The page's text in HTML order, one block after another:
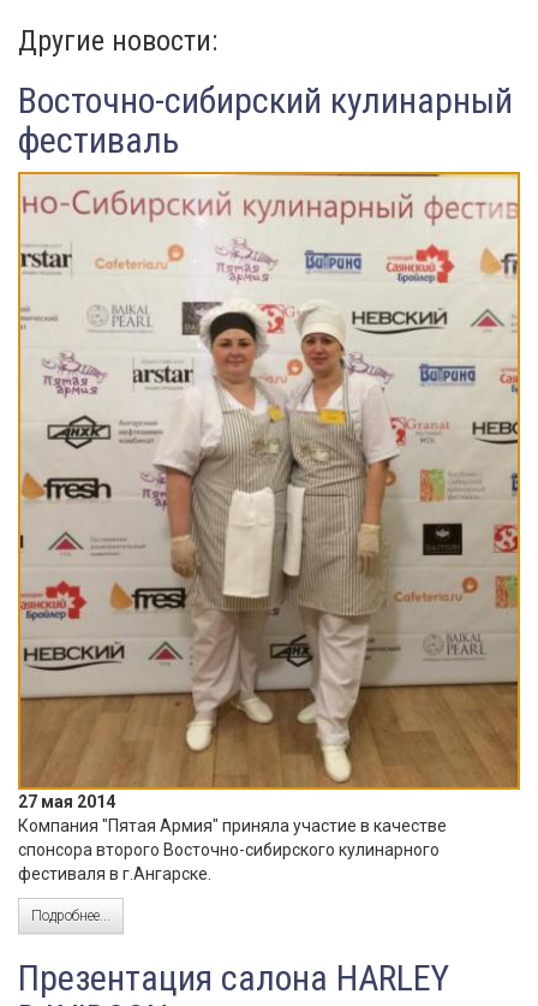
Другие новости:
Восточно-сибирский кулинарный
фестиваль
27 мая 2014
Компания "Пятая Армия" приняла участие в качестве
спонсора второго Восточно-сибирского кулинарного
фестиваля в г.Ангарске.
Подробнее...
Презентация салона HARLEY